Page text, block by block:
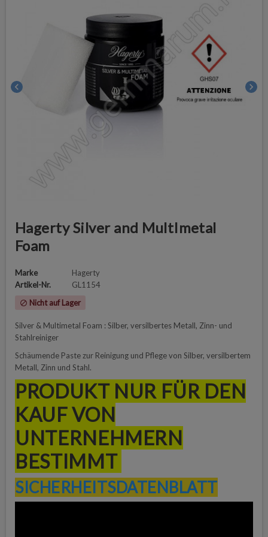
chevron_left chevron_right
Hagerty Silver and MultImetal
Foam
Marke
Hagerty
Artikel-Nr.
GL1154
block Nicht auf Lager
Silver & Multimetal Foam : Silber, versilbertes Metall, Zinn- und
Stahlreiniger
Schäumende Paste zur Reinigung und Pflege von Silber, versilbertem
Metall, Zinn und Stahl.
PRODUKT NUR FÜR DEN
KAUF VON
UNTERNEHMERN
BESTIMMT
SICHERHEITSDATENBLATT